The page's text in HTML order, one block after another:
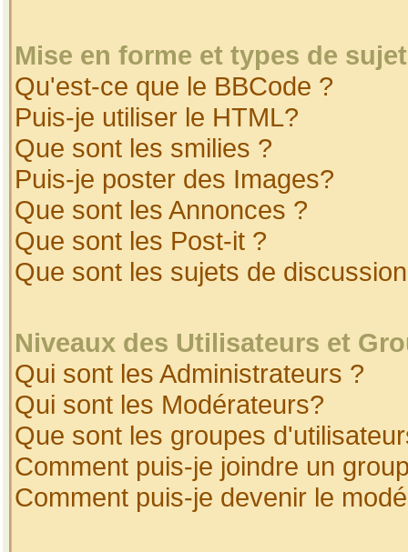
Mise en forme et types de
Qu'est-ce que le BBCode ?
Puis-je utiliser le HTML?
Que sont les smilies ?
Puis-je poster des Images?
Que sont les Annonces ?
Que sont les Post-it ?
Que sont les sujets de
Niveaux des Utilisateurs et
Qui sont les Administrateurs ?
Qui sont les Modérateurs?
Que sont les groupes
Comment puis-je joindre un
Comment puis-je devenir le